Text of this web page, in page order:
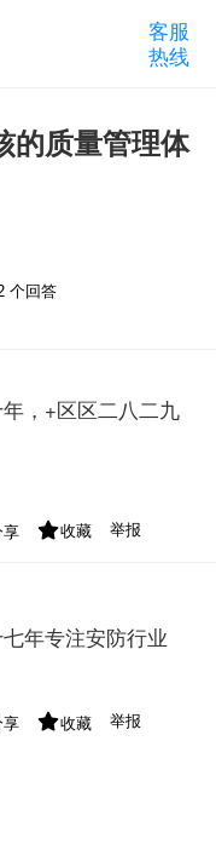
客服
热线
的质量管理体
2 个回答
，+区区二八二九
享 收藏 举报
年专注安防行业
享 收藏 举报